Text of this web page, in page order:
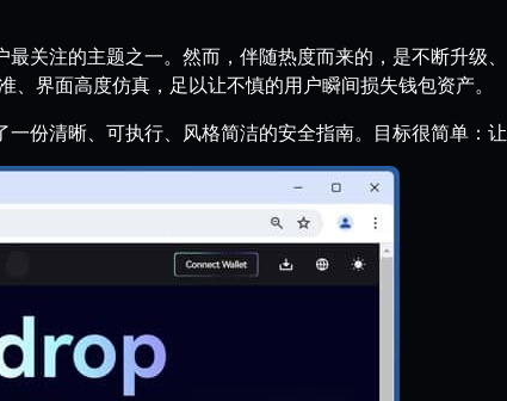
关注的主题之一。然而，伴随热度而来的，是不断升级
界面高度仿真，足以让不慎的用户瞬间损失钱包资产。
份清晰、可执行、风格简洁的安全指南。目标很简单：